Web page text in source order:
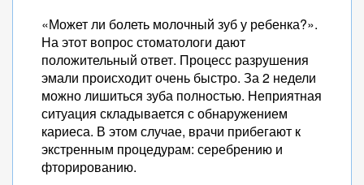
«Может ли болеть молочный зуб у ребенка?».
На этот вопрос стоматологи дают
положительный ответ. Процесс разрушения
эмали происходит очень быстро. За 2 недели
можно лишиться зуба полностью. Неприятная
ситуация складывается с обнаружением
кариеса. В этом случае, врачи прибегают к
экстренным процедурам: серебрению и
фторированию.